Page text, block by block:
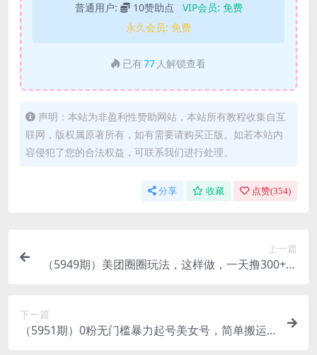
普通用户: 10赞助点 VIP会员: 免费
永久会员: 免费
已有77 人解锁查看
声明：本站为非盈利性赞助网站，本站所有教程收集自互
联网，版权属原著所有，如有需要请购买正版。如若本站内
容侵犯了您的合法权益，可联系我们进行处理。
分享 收藏 点赞(354)
上一篇
（5949期）美团圈圈玩法，这样做，一天撸300+没
下一篇
（5951期）0粉无门槛暴力起号美女号，简单搬运